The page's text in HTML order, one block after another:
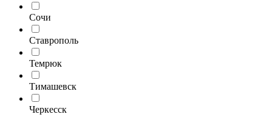
Сочи
Ставрополь
Темрюк
Тимашевск
Черкесск